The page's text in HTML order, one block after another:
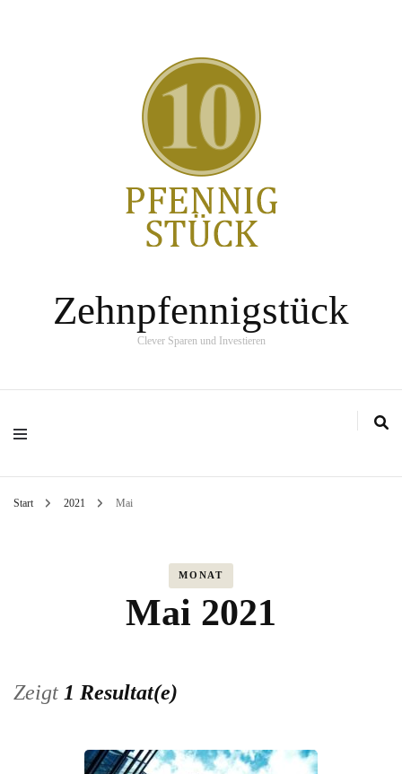
Zehnpfennigstück
Clever Sparen und Investieren
Start 2021 Mai
MONAT
Mai 2021
Zeigt 1 Resultat(e)